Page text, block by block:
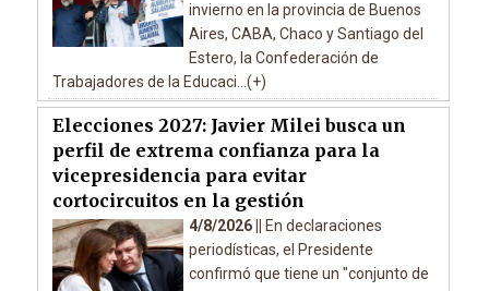
invierno en la provincia de Buenos
Aires, CABA, Chaco y Santiago del
Estero, la Confederación de
Trabajadores de la Educaci...(+)
Elecciones 2027: Javier Milei busca un
perfil de extrema confianza para la
vicepresidencia para evitar
cortocircuitos en la gestión
4/8/2026 ||
En declaraciones
periodísticas, el Presidente
confirmó que tiene un "conjunto de